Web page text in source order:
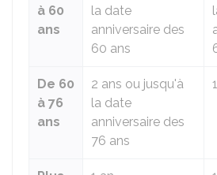
à 60
ans
la date
anniversaire des
60 ans
De 60
à 76
ans
2 ans ou jusqu'à
la date
anniversaire des
76 ans